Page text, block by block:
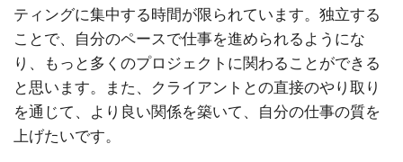
ティングに集中する時間が限られています。独立する
ことで、自分のペースで仕事を進められるようにな
り、もっと多くのプロジェクトに関わることができる
と思います。また、クライアントとの直接のやり取り
を通じて、より良い関係を築いて、自分の仕事の質を
上げたいです。